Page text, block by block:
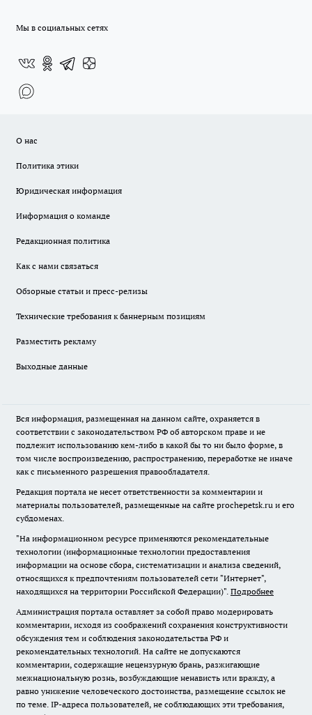
Мы в социальных сетях
О нас
Политика этики
Юридическая информация
Информация о команде
Редакционная политика
Как с нами связаться
Обзорные статьи и пресс-релизы
Технические требования к баннерным позициям
Разместить рекламу
Выходные данные
Вся информация, размещенная на данном сайте, охраняется в
соответствии с законодательством РФ об авторском праве и не
подлежит использованию кем-либо в какой бы то ни было форме, в
том числе воспроизведению, распространению, переработке не иначе
как с письменного разрешения правообладателя.
Редакция портала не несет ответственности за комментарии и
материалы пользователей, размещенные на сайте prochepetsk.ru и его
субдоменах.
"На информационном ресурсе применяются рекомендательные
технологии (информационные технологии предоставления
информации на основе сбора, систематизации и анализа сведений,
относящихся к предпочтениям пользователей сети "Интернет",
находящихся на территории Российской Федерации)". Подробнее
Администрация портала оставляет за собой право модерировать
комментарии, исходя из соображений сохранения конструктивности
обсуждения тем и соблюдения законодательства РФ и
рекомендательных технологий. На сайте не допускаются
комментарии, содержащие нецензурную брань, разжигающие
межнациональную рознь, возбуждающие ненависть или вражду, а
равно унижение человеческого достоинства, размещение ссылок не
по теме. IP-адреса пользователей, не соблюдающих эти требования,